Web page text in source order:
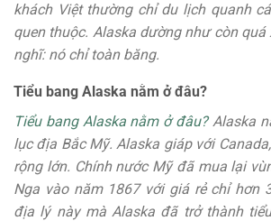
khách Việt thường chỉ du lịch quanh
quen thuộc. Alaska dường như còn
nghĩ: nó chỉ toàn băng.
Tiểu bang Alaska nằm ở đâu?
Tiểu bang Alaska nằm ở đâu?Alaska
lục địa Bắc Mỹ. Alaska giáp với
rộng lớn. Chính nước Mỹ đã mua lại
Nga vào năm 1867 với giá rẻ chỉ hơn
địa lý này mà Alaska đã trở thành